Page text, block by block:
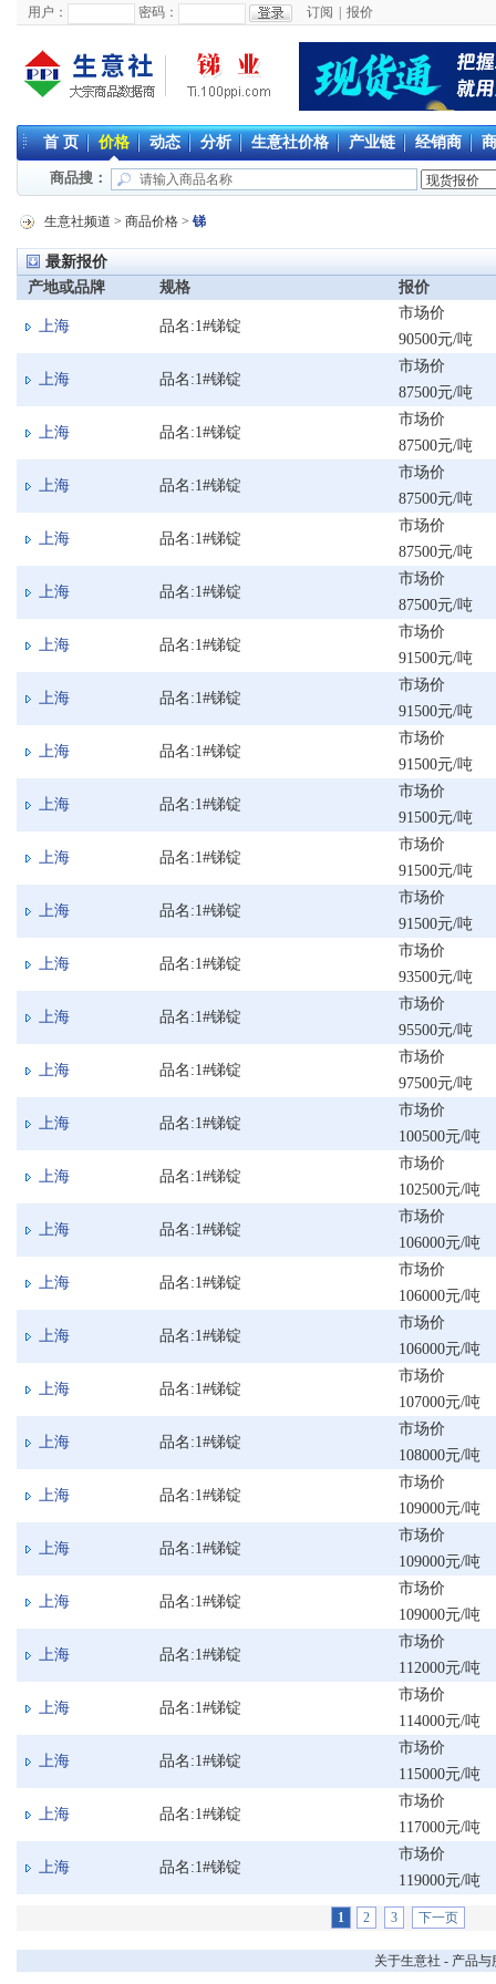
用户： 密码： 订阅 报价
首 页 价格 动态 分析 生意社价格 产业链 经销商
商品搜：
生意社频道 > 商品价格 > 锑
最新报价
产地或品牌
规格 报价
上海 品名:1#锑锭
市场价
90500元/吨
上海 品名:1#锑锭
市场价
87500元/吨
上海 品名:1#锑锭
市场价
87500元/吨
上海 品名:1#锑锭
市场价
87500元/吨
上海 品名:1#锑锭
市场价
87500元/吨
上海 品名:1#锑锭
市场价
87500元/吨
上海 品名:1#锑锭
市场价
91500元/吨
上海 品名:1#锑锭
市场价
91500元/吨
上海 品名:1#锑锭
市场价
91500元/吨
上海 品名:1#锑锭
市场价
91500元/吨
上海 品名:1#锑锭
市场价
91500元/吨
上海 品名:1#锑锭
市场价
91500元/吨
上海 品名:1#锑锭
市场价
93500元/吨
上海 品名:1#锑锭
市场价
95500元/吨
上海 品名:1#锑锭
市场价
97500元/吨
上海 品名:1#锑锭
市场价
100500元/吨
上海 品名:1#锑锭
市场价
102500元/吨
上海 品名:1#锑锭
市场价
106000元/吨
上海 品名:1#锑锭
市场价
106000元/吨
上海 品名:1#锑锭
市场价
106000元/吨
上海 品名:1#锑锭
市场价
107000元/吨
上海 品名:1#锑锭
市场价
108000元/吨
上海 品名:1#锑锭
市场价
109000元/吨
上海 品名:1#锑锭
市场价
109000元/吨
上海 品名:1#锑锭
市场价
109000元/吨
上海 品名:1#锑锭
市场价
112000元/吨
上海 品名:1#锑锭
市场价
114000元/吨
上海 品名:1#锑锭
市场价
115000元/吨
上海 品名:1#锑锭
市场价
117000元/吨
上海 品名:1#锑锭
市场价
119000元/吨
1 2 3 下一页
关于生意社 - 产品与